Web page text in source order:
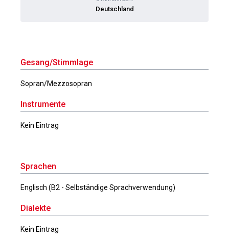
Deutschland
Gesang/Stimmlage
Sopran/Mezzosopran
Instrumente
Kein Eintrag
Sprachen
Englisch (B2 - Selbständige Sprachverwendung)
Dialekte
Kein Eintrag